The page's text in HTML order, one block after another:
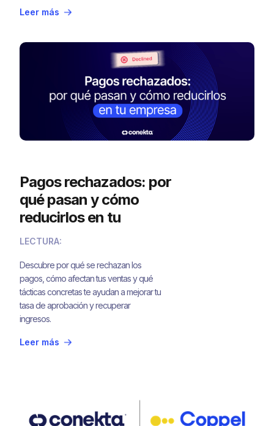
Leer más
Pagos rechazados: por
qué pasan y cómo
reducirlos en tu
empresa
LECTURA:
Descubre por qué se rechazan los
pagos, cómo afectan tus ventas y qué
tácticas concretas te ayudan a mejorar tu
tasa de aprobación y recuperar
ingresos.
Leer más